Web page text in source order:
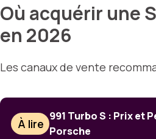
Où acquérir une
en 2026
Les canaux de vente
À lire
991 Turbo S : Prix et
Porsche